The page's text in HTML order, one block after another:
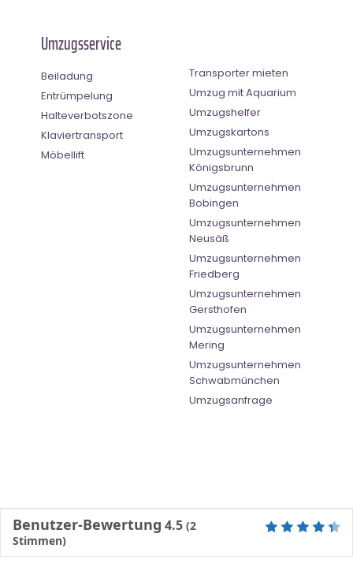
Umzugsservice
Beiladung
Entrümpelung
Halteverbotszone
Klaviertransport
Möbellift
Transporter mieten
Umzug mit Aquarium
Umzugshelfer
Umzugskartons
Umzugsunternehmen
Königsbrunn
Umzugsunternehmen
Bobingen
Umzugsunternehmen
Neusäß
Umzugsunternehmen
Friedberg
Umzugsunternehmen
Gersthofen
Umzugsunternehmen
Mering
Umzugsunternehmen
Schwabmünchen
Umzugsanfrage
Benutzer-Bewertung 4.5 (2
Stimmen)